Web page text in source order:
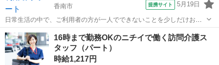
香南市
提携サイト 5月19日
日常生活の中で、ご利用者の方が一人でできないことを少しだけお手
伝いするお仕事がメインになります。 一緒に料理を作ったり、洗濯物
を干したり、お買い物に出かけてみたり…♪ あくまでもサポートなの
で、特別なスキルは無くても大丈夫で...
高知 香南市 介護
16時まで勤務OKのニチイで働く訪問介護ス
タッフ（パート）
時給1,217円